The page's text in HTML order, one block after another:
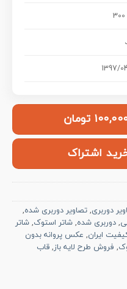
300
1397/
اشتراک
دوربری, تصاویر دوربری شده,
, دوربری شده, شاتر استوک, شاتر
ایران, عکس پروانه بدون
, فروش طرح لایه باز, قاب